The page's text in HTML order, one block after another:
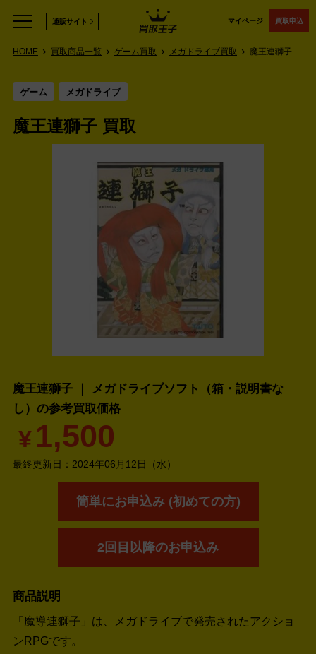
マイページ 買取申込
通販サイト
HOME 買取商品一覧 ゲーム買取 メガドライブ買取 魔王連獅子
ゲーム メガドライブ
魔王連獅子 買取
魔王連獅子 ｜ メガドライブソフト（箱・説明書な
し）の参考買取価格
¥ 1,500
最終更新日： 2024年06月12日（水）
簡単にお申込み (初めての方)
2回目以降のお申込み
商品説明
「魔導連獅子」は、メガドライブで発売されたアクショ
ンRPGです。